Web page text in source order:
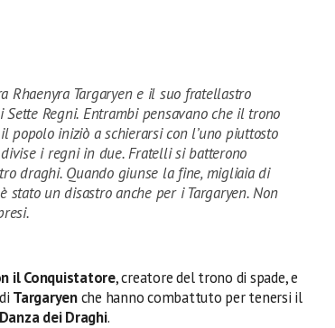
Rhaenyra Targaryen e il suo fratellastro
Regni. Entrambi pensavano che il trono
popolo iniziò a schierarsi con l’uno piuttosto
i regni in due. Fratelli si batterono
draghi. Quando giunse la fine, migliaia di
stato un disastro anche per i Targaryen. Non
il Conquistatore, creatore del trono di spade, e
Targaryenche hanno combattuto per tenersi il
Danza dei Draghi.